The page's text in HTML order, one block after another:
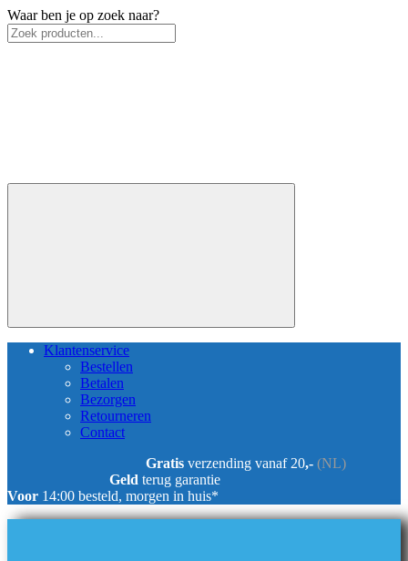
Waar ben je op zoek naar?
Klantenservice
Bestellen
Betalen
Bezorgen
Retourneren
Contact
Gratis verzending vanaf 20,- (NL)
Geld terug garantie
Voor 14:00 besteld, morgen in huis*